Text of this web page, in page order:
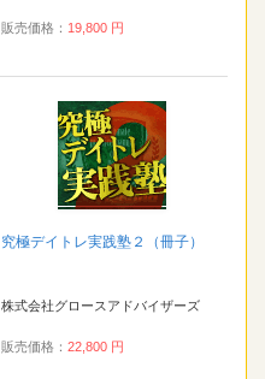
販売価格： 19,800 円
究極デイトレ実践塾２（冊子）
株式会社グロースアドバイザーズ
販売価格： 22,800 円